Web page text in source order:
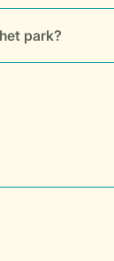
park?